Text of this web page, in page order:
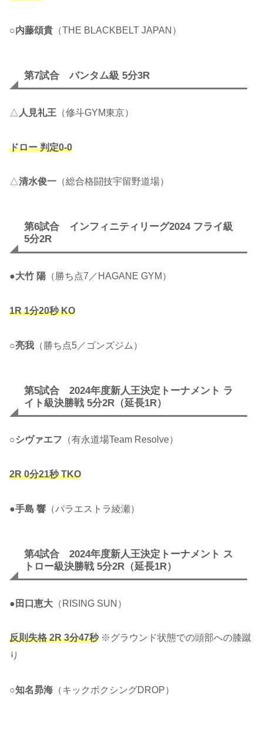
○内藤頌貴 （THE BLACKBELT JAPAN）
第7試合 バンタム級 5分3R
△ 人見礼王 （修斗GYM東京）
ドロー 判定0-0
△清水俊一 （総合格闘技宇留野道場）
第6試合 インフィニティリーグ2024 フライ級
5分2R
●大竹 陽 （勝ち点7／HAGANE GYM）
1R 1分20秒 KO
○亮我 （勝ち点5／ゴンズジム）
第5試合 2024年度新人王決定トーナメント ラ
イト級決勝戦 5分2R（延長1R）
○シヴァエフ （有永道場Team Resolve）
2R 0分21秒 TKO
●手島 響 （パラエストラ綾瀬）
第4試合 2024年度新人王決定トーナメント ス
トロー級決勝戦 5分2R（延長1R）
● 田口恵大 （RISING SUN）
反則失格 2R 3分47秒※グラウンド状態での頭部への膝蹴
り
○知名昴海 （キックボクシングDROP）